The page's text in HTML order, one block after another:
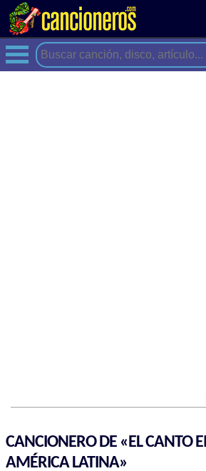
CANCIONERO DE «EL CANTO
AMÉRICA LATINA»